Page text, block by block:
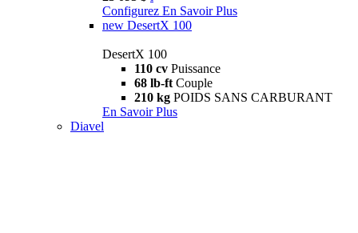
Configurez En Savoir Plus
new DesertX 100
DesertX 100
110 cv Puissance
68 lb-ft Couple
210 kg POIDS SANS CARBURANT
En Savoir Plus
Diavel